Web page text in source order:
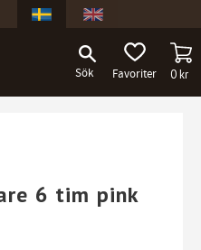
FAVORITER0kr
6 tim pink